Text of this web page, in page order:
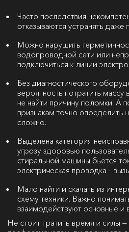
Часто последствия
отказываются устранять
Можно нарушить
водопроводной сети или
подключиться к линии
Без диагностического
вероятность потратить массу
не найти причину поломки. А
признакам точно определить
сложно.
Выделена категория
угрозу здоровью
стиральной машины бьется
электрическая проводка –
Мало найти и скачать из
схему техники. Важно
взаимодействуют основные и
Не стоит тратить время и силы